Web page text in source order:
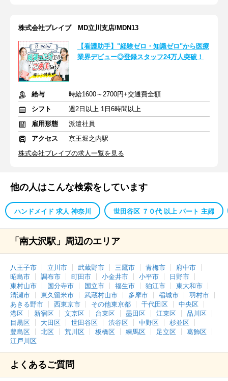
株式会社ブレイブ MD立川支店/MDN13
【看護助手】"経験ゼロ・知識ゼロ"から医療
業界デビュー◎登録スタッフ24万人突破！
給与
時給1600～2700円+交通費全額
シフト
週2日以上 1日6時間以上
雇用形態
派遣社員
アクセス
京王堀之内駅
株式会社ブレイブの求人一覧を見る
他の人はこんな検索をしています
ハンドメイド 求人 神奈川 世田谷区 ７０代 以上 パート 主婦
「南大沢駅」周辺のエリア
八王子市 立川市 武蔵野市 三鷹市 青梅市
府中市
昭島市
調布市 町田市 小金井市 小平市
日野市
東村山市
国分寺市 国立市 福生市 狛江市
東大和市
清瀬市
東久留米市 武蔵村山市 多摩市 稲城市
羽村市
あきる野市
西東京市 その他東京都 千代田区
中央区
港区
新宿区 文京区 台東区 墨田区 江東区
品川区
目黒区
大田区 世田谷区 渋谷区 中野区
杉並区
豊島区
北区 荒川区 板橋区 練馬区 足立区
葛飾区
江戸川区
よくあるご質問